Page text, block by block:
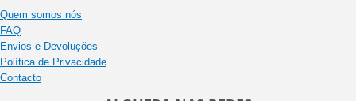
Quem somos nós
FAQ
Envios e Devoluções
Política de Privacidade
Contacto